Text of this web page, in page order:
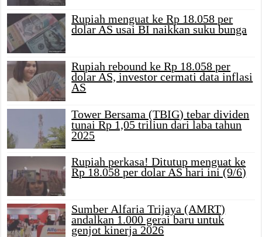
Rupiah menguat ke Rp 18.058 per
dolar AS usai BI naikkan suku bunga
Rupiah rebound ke Rp 18.058 per
dolar AS, investor cermati data inflasi
AS
Tower Bersama (TBIG) tebar dividen
tunai Rp 1,05 triliun dari laba tahun
2025
Rupiah perkasa! Ditutup menguat ke
Rp 18.058 per dolar AS hari ini (9/6)
Sumber Alfaria Trijaya (AMRT)
andalkan 1.000 gerai baru untuk
genjot kinerja 2026